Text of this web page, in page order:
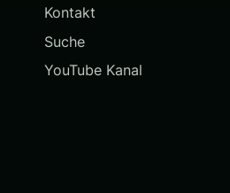
Kontakt
Suche
YouTube Kanal